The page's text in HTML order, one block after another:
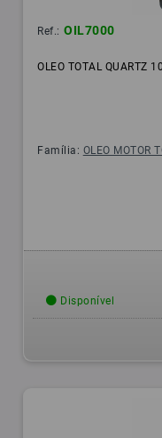
Ref.: OIL7000
OLEO TOTAL QUARTZ
Família: OLEO MOTOR
Disponível